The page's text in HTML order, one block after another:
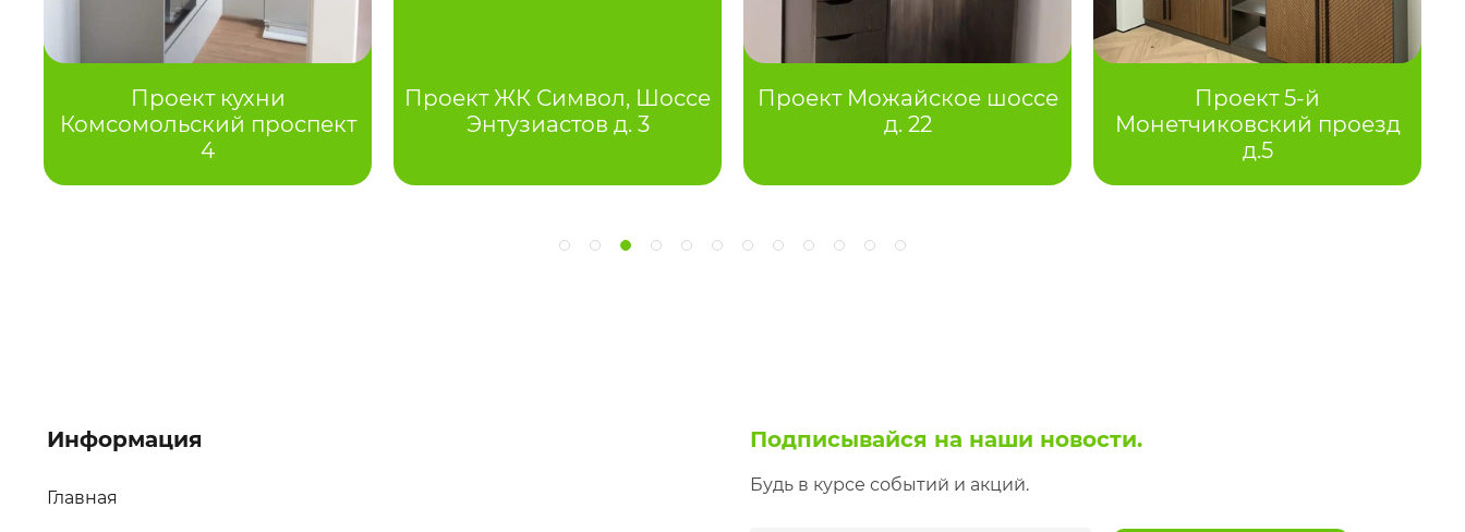
Проект кухни
Комсомольский проспект
4
Проект ЖК Символ, Шоссе
Энтузиастов д. 3
Проект Можайское шоссе
д. 22
Проект 5-й
Монетчиковский проезд
д.5
Информация
Главная
Подписывайся на наши новости.
Будь в курсе событий и акций.